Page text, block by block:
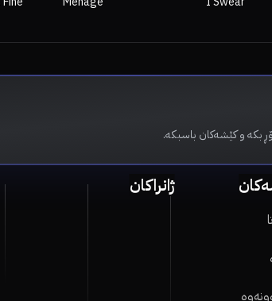
بکە و کێشەکان باسبکە.
ژانراکان